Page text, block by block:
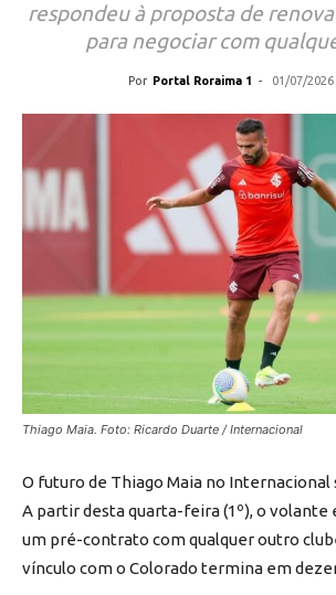
respondeu à proposta de
para negociar com
Por Portal Roraima 1 - 01/07/2026
Thiago Maia. Foto: Ricardo Duarte / Internacional
O futuro de Thiago Maia no Internacional
A partir desta quarta-feira (1º), o volante
um pré-contrato com qualquer outro
vínculo com o Colorado termina em